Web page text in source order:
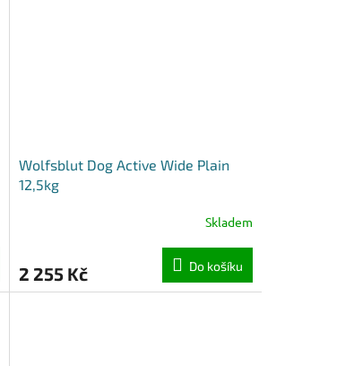
Wolfsblut Dog Active Wide Plain
12,5kg
Skladem
2 255 Kč Do košíku